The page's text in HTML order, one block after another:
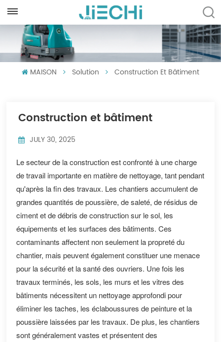
English
Français
Español
Português
العربية
Türkçe
Tiếng Việt
Indonesia
中文
MAISON Solution Construction Et Bâtiment
Construction et bâtiment
JULY 30, 2025
Le secteur de la construction est confronté à une charge
de travail importante en matière de nettoyage, tant pendant
qu'après la fin des travaux. Les chantiers accumulent de
grandes quantités de poussière, de saleté, de résidus de
ciment et de débris de construction sur le sol, les
équipements et les surfaces des bâtiments. Ces
contaminants affectent non seulement la propreté du
chantier, mais peuvent également constituer une menace
pour la sécurité et la santé des ouvriers. Une fois les
travaux terminés, les sols, les murs et les vitres des
bâtiments nécessitent un nettoyage approfondi pour
éliminer les taches, les éclaboussures de peinture et la
poussière laissées par les travaux. De plus, les chantiers
sont généralement vastes et présentent des